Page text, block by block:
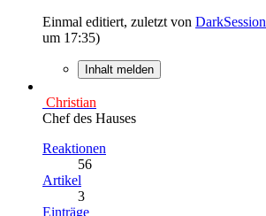
Einmal editiert, zuletzt von DarkSession
um 17:35)
Inhalt melden
Christian
Chef des Hauses
Reaktionen
56
Artikel
3
Einträge